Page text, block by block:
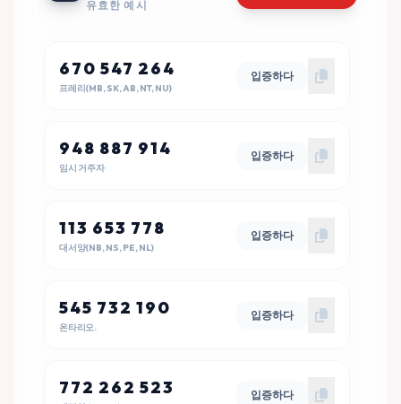
유효한 예시
670 547 264
프레리(MB, SK, AB, NT, NU)
입증하다
948 887 914
임시 거주자
입증하다
113 653 778
대서양(NB, NS, PE, NL)
입증하다
545 732 190
온타리오.
입증하다
772 262 523 입증하다